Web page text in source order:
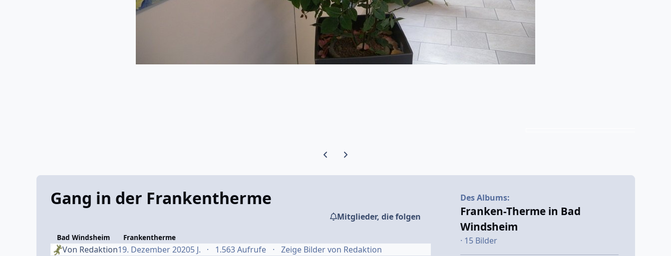
Vorherige Karussell-Folie
Nächste Karussell-Folie
Gang in der Frankentherme
Bad Windsheim Frankentherme
Mitglieder, die folgen
Von Redaktion19. Dezember 20205 J. 1.563 Aufrufe Zeige Bilder von Redaktion
Des Albums:
Franken-Therme in Bad
Windsheim
· 15 Bilder